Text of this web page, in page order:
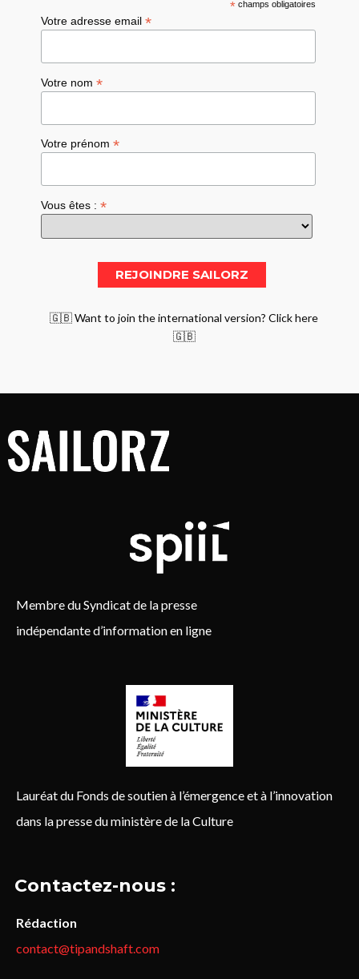
*champs obligatoires
Votre adresse email*
Votre nom*
Votre prénom*
Vous êtes :*
🇬🇧 Want to join the international version? Click here
🇬🇧
Membre du Syndicat de la presse
indépendante d’information en ligne
Lauréat du Fonds de soutien à l’émergence et à l’innovation
dans la presse du ministère de la Culture
Contactez-nous :
Rédaction
contact@tipandshaft.com